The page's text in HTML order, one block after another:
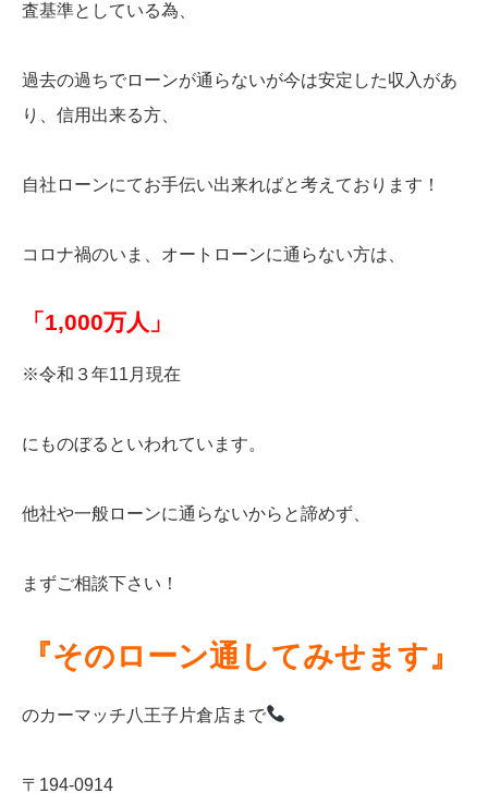
査基準としている為、
過去の過ちでローンが通らないが今は安定した収入があ
り、信用出来る方、
自社ローンにてお手伝い出来ればと考えております！
コロナ禍のいま、オートローンに通らない方は、
「1,000万人」
※令和３年11月現在
にものぼるといわれています。
他社や一般ローンに通らないからと諦めず、
まずご相談下さい！
『そのローン通してみせます』
のカーマッチ八王子片倉店まで
〒194-0914